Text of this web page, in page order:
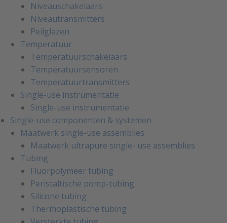
Niveauschakelaars
Niveautransmitters
Peilglazen
Temperatuur
Temperatuurschakelaars
Temperatuursensoren
Temperatuurtransmitters
Single-use instrumentatie
Single-use instrumentatie
Single-use componenten & systemen
Maatwerk single-use assemblies
Maatwerk ultrapure single- use assemblies
Tubing
Fluorpolymeer tubing
Peristaltische pomp-tubing
Silicone tubing
Thermoplastische tubing